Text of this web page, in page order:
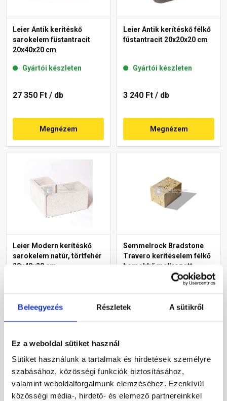
Beleegyezés Részletek A sütikről
Ez a weboldal sütiket használ
Sütiket használunk a tartalmak és hirdetések személyre
szabásához, közösségi funkciók biztosításához,
valamint weboldalforgalmunk elemzéséhez. Ezenkívül
közösségi média-, hirdető- és elemező partnereinkkel
Leier Antik kerítéskő
sarokelem füstantracit
20x40x20 cm
Gyártói készleten
27 350 Ft / db
Megnézem
Leier Antik kerítéskő félkő
füstantracit 20x20x20 cm
Gyártói készleten
3 240 Ft / db
Megnézem
Leier Modern kerítéskő
sarokelem natúr, törtfehér
20x40x20 cm
16 100 Ft/ db
Megnézem
Semmelrock Bradstone
Travero kerítéselem félkő
homokkő melírozott
Rendelésre
4 720 Ft